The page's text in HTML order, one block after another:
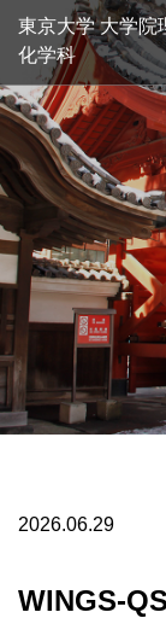
東京大学 大学院
化学科
2026.06.29
WINGS-